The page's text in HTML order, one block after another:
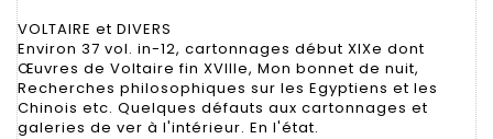
VOLTAIRE et DIVERS
Environ 37 vol. in-12, cartonnages début XIXe dont
Œuvres de Voltaire fin XVIIIe, Mon bonnet de nuit,
Recherches philosophiques sur les Egyptiens et les
Chinois etc. Quelques défauts aux cartonnages et
galeries de ver à l'intérieur. En l'état.